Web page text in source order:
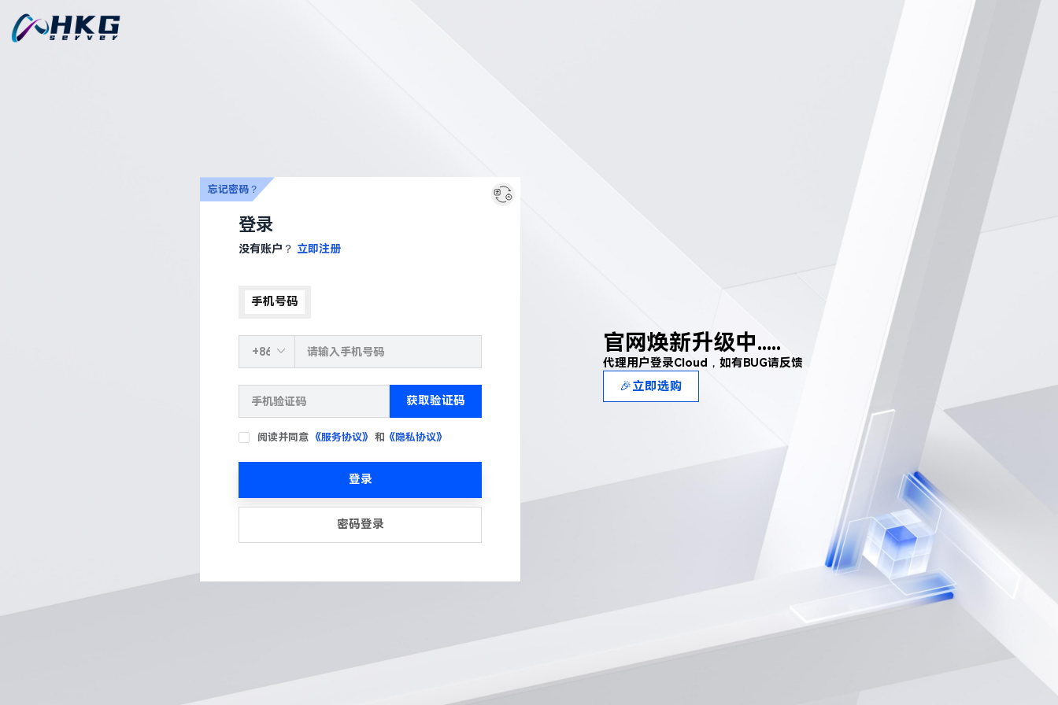
登录
没有账户？ 立即注册
手机号码
获取验证码
阅读并同意 《服务协议》 和 《隐私协议》
忘记密码？
登录
密码登录
官网焕新升级中.....
代理用户登录Cloud，如有BUG请反馈
🎉立即选购